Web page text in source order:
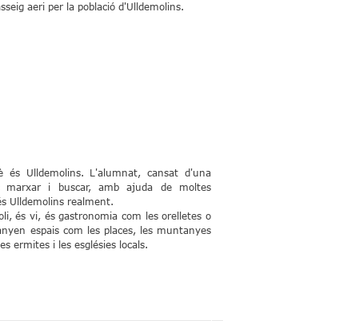
aeri per la població d'Ulldemolins.
és Ulldemolins. L'alumnat, cansat d'una
marxar i buscar, amb ajuda de moltes
Ulldemolins realment.
és vi, és gastronomia com les orelletes o
espais com les places, les muntanyes
ermites i les esglésies locals.